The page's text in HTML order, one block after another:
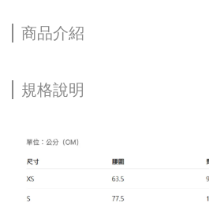
商品介紹
規格說明